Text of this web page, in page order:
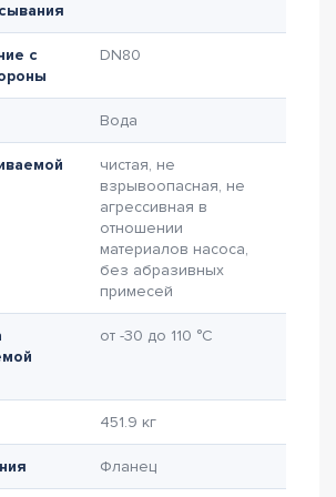
с
DN80
Вода
чистая, не
взрывоопасная, не
агрессивная в
отношении
материалов насоса,
без абразивных
примесей
от -30 до 110 °C
451.9 кг
Фланец